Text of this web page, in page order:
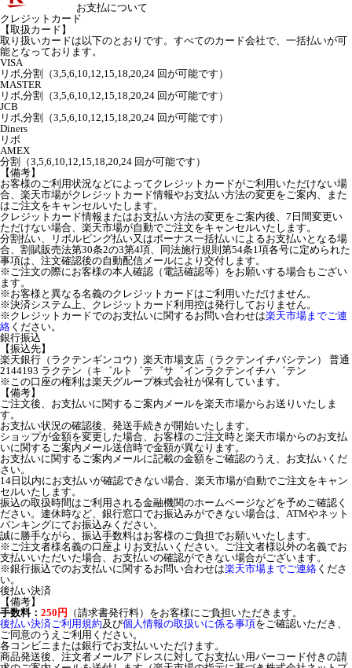
お支払について
クレジットカード
【取扱カード】
取り扱いカードは以下のとおりです。すべてのカード会社で、一括払いが可
能となっております。
VISA
リボ,分割（3,5,6,10,12,15,18,20,24 回が可能です）
MASTER
リボ,分割（3,5,6,10,12,15,18,20,24 回が可能です）
JCB
リボ,分割（3,5,6,10,12,15,18,20,24 回が可能です）
Diners
リボ
AMEX
分割（3,5,6,10,12,15,18,20,24 回が可能です）
【備考】
お客様のご利用状況などによってクレジットカードがご利用いただけない場
合、楽天市場がクレジットカード情報やお支払い方法の変更をご案内、また
はご注文をキャンセルいたします。
クレジットカード情報またはお支払い方法の変更をご案内後、7日間変更い
ただけない場合、楽天市場が自動でご注文をキャンセルいたします。
分割払い、リボルビング払い又はボーナス一括払いによるお支払いとなる場
合、割賦販売法第30条2の3第4項、同法施行規則第54条1項各号に定められた
事項は、注文確認後の自動配信メールにより交付します。
※ご注文の際にお客様の本人確認（電話確認等）をお願いする場合もござい
ます。
※お客様と異なる名義のクレジットカードはご利用いただけません。
※決済システム上、クレジットカード利用控は発行しておりません。
※クレジットカードでのお支払いに関するお問い合わせは楽天市場までご連
絡 ください。
銀行振込
【振込先】
楽天銀行（ラクテンギンコウ）楽天市場支店（ラクテンイチバシテン） 普通
2144193 ラクテン（キ゛ルト゛テ゛サ゛インラクテンイチハ゛テン
※この口座の権利は楽天グループ株式会社が保有しています。
【備考】
ご注文後、お支払いに関するご案内メールを楽天市場からお送りいたしま
す。
お支払い状況の確認後、発送手続きが開始いたします。
ショップが金額を変更した場合、お客様のご注文時と楽天市場からのお支払
いに関するご案内メール送信時で金額が異なります。
お支払いに関するご案内メールに記載の金額をご確認のうえ、お支払いくだ
さい。
14日以内にお支払いが確認できない場合、楽天市場が自動でご注文をキャン
セルいたします。
振込の取扱時間はご利用される金融機関のホームページなどを予めご確認く
ださい。連休時など、銀行窓口でお振込みができない場合は、ATMやネット
バンキングにてお振込みください。
誠に勝手ながら、振込手数料はお客様のご負担でお願いいたします。
※ご注文者様名義の口座よりお支払いください。ご注文者様以外の名義でお
支払いいただいた場合、お支払いの確認ができない場合がございます。
※銀行振込でのお支払いに関するお問い合わせは楽天市場までご連絡 くださ
い。
後払い決済
【備考】
手数料： 250円 （請求書発行料）をお客様にご負担いただきます。
後払い決済ご利用規約及び個人情報の取扱いに係る事項をご確認いただき、
ご同意のうえご利用ください。
各コンビニまたは銀行でお支払いいただけます。
商品発送後、注文者メールアドレスに対してお支払い用バーコード付きの請